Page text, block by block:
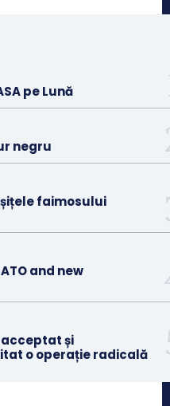
pe Lună
negru
faimosului
and new
și
o operație radicală